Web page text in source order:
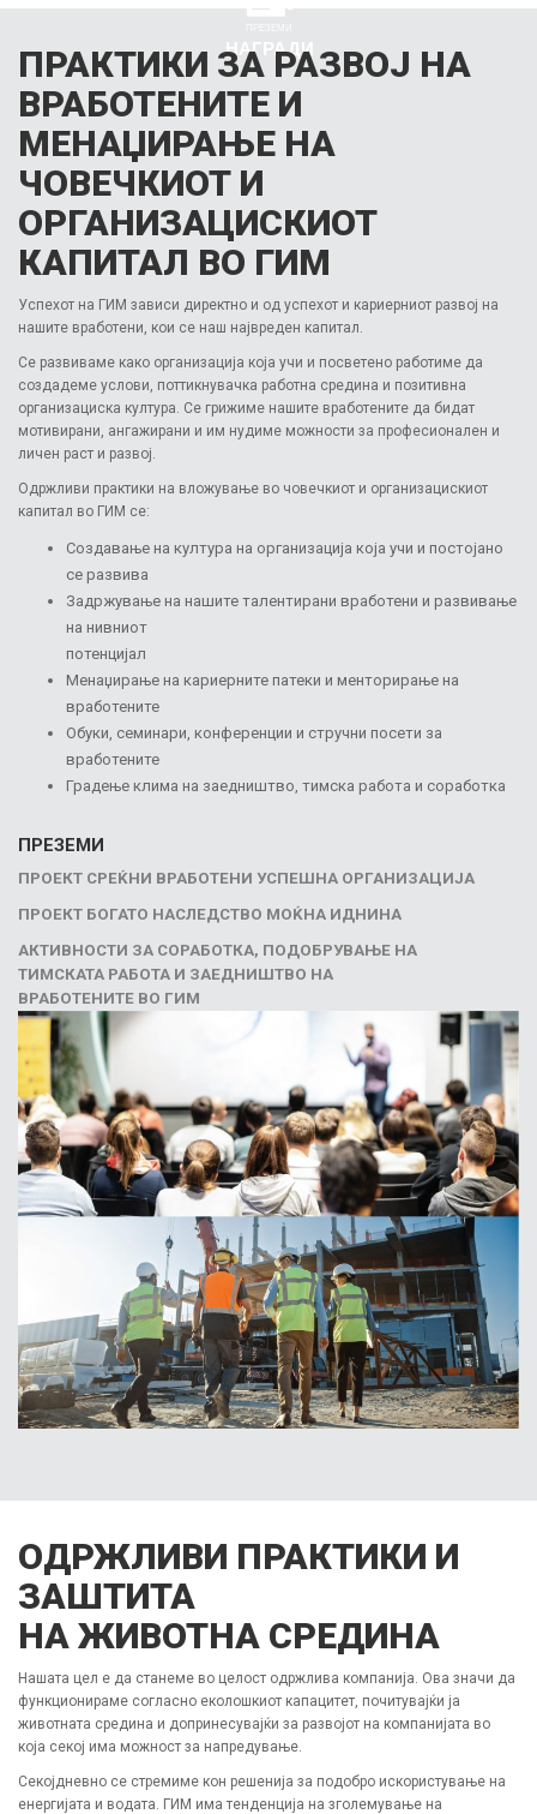
НАГРАДИ
ПРАКТИКИ ЗА РАЗВОЈ НА
ВРАБОТЕНИТЕ И
МЕНАЏИРАЊЕ НА
ЧОВЕЧКИОТ И
ОРГАНИЗАЦИСКИОТ
КАПИТАЛ ВО ГИМ
Успехот на ГИМ зависи директно и од успехот и кариерниот развој на
нашите вработени, кои се наш највреден капитал.
Се развиваме како организација која учи и посветено работиме да
создадеме услови, поттикнувачка работна средина и позитивна
организациска култура. Се грижиме нашите вработените да бидат
мотивирани, ангажирани и им нудиме можности за професионален и
личен раст и развој.
Одржливи практики на вложување во човечкиот и организацискиот
капитал во ГИМ се:
Создавање на култура на организација која учи и постојано
се развива
Задржување на нашите талентирани вработени и развивање
на нивниот
потенцијал
Менаџирање на кариерните патеки и менторирање на
вработените
Обуки, семинари, конференции и стручни посети за
вработените
Градење клима на заедништво, тимска работа и соработка
ПРЕЗЕМИ
ПРОЕКТ СРЕЌНИ ВРАБОТЕНИ УСПЕШНА ОРГАНИЗАЦИЈА
ПРОЕКТ БОГАТО НАСЛЕДСТВО МОЌНА ИДНИНА
АКТИВНОСТИ ЗА СОРАБОТКА, ПОДОБРУВАЊЕ НА
ТИМСКАТА РАБОТА И ЗАЕДНИШТВО НА
ВРАБОТЕНИТЕ ВО ГИМ
ОДРЖЛИВИ ПРАКТИКИ И
ЗАШТИТА
НА ЖИВОТНА СРЕДИНА
Нашата цел е да станеме во целост одржлива компанија. Ова значи да
функционираме согласно еколошкиот капацитет, почитувајќи ја
животната средина и допринесувајќи за развојот на компанијата во
која секој има можност за напредување.
Секојдневно се стремиме кон решенија за подобро искористување на
енергијата и водата. ГИМ има тенденција на зголемување на